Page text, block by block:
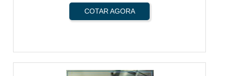
COTAR AGORA